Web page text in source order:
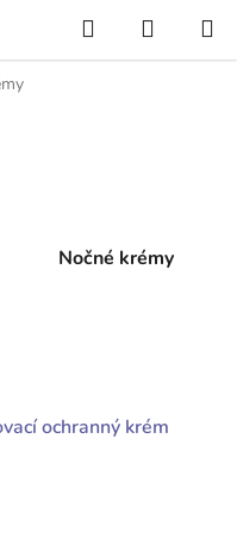
Hľadať
KOŠÍK
Nočné krémy
ochranný krém